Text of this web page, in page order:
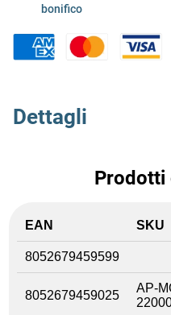
bonifico
Dettagli
Prodotti
EAN SKU
8052679459599
8052679459025
AP-